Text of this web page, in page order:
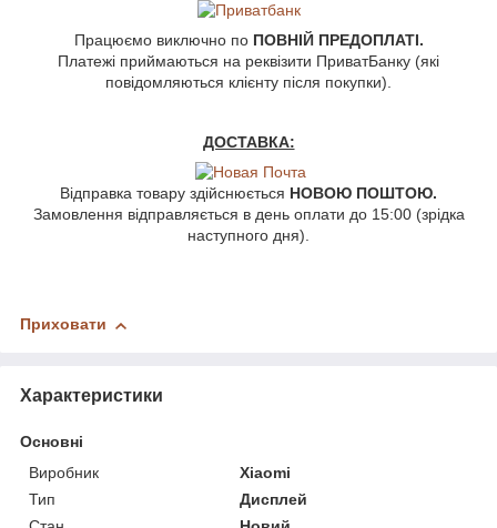
Працюємо виключно по ПОВНІЙ ПРЕДОПЛАТІ.
Платежі приймаються на реквізити ПриватБанку (які
повідомляються клієнту після покупки).
ДОСТАВКА:
Відправка товару здійснюється НОВОЮ ПОШТОЮ.
Замовлення відправляється в день оплати до 15:00 (зрідка
наступного дня).
Приховати
Характеристики
Основні
Виробник
Xiaomi
Тип
Дисплей